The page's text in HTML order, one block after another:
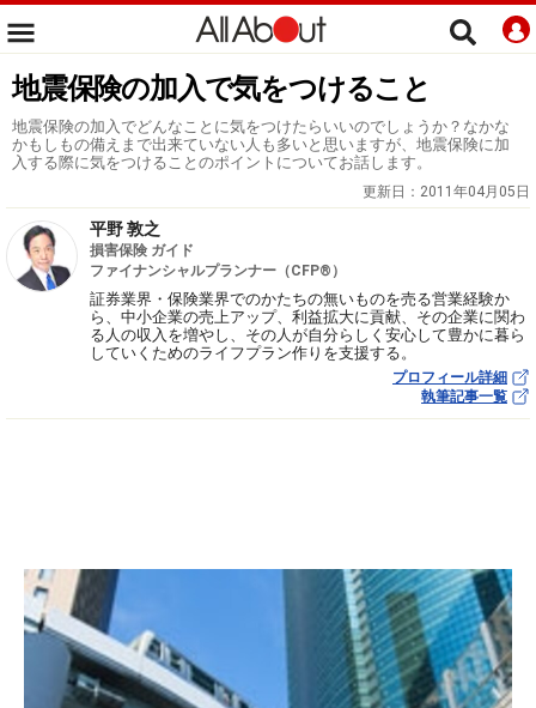
地震保険の加入で気をつけること
地震保険の加入でどんなことに気をつけたらいいのでしょうか？なかな
かもしもの備えまで出来ていない人も多いと思いますが、地震保険に加
入する際に気をつけることのポイントについてお話します。
更新日： 2011年04月05日
平野 敦之
損害保険 ガイド
ファイナンシャルプランナー（CFP®）
証券業界・保険業界でのかたちの無いものを売る営業経験か
ら、中小企業の売上アップ、利益拡大に貢献、その企業に関わ
る人の収入を増やし、その人が自分らしく安心して豊かに暮ら
していくためのライフプラン作りを支援する。
プロフィール詳細
執筆記事一覧